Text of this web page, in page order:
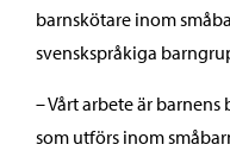
barnskötare inom
svenskspråkiga
– Vårt arbete är
som utförs inom